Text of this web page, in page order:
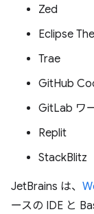
Zed
Eclipse
Trae
GitHub
GitLab ワ
Replit
StackBlitz
JetBrains は、
ースの IDE と